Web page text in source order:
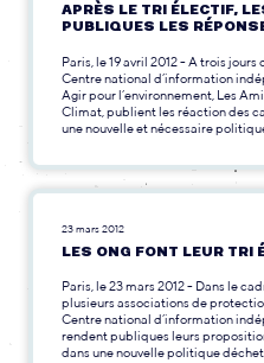
APRÈS LE TRI ÉLECTIF,
PUBLIQUES LES
Paris, le 19 avril 2012 - A trois
Centre national d’information
Agir pour l’environnement, Les
Climat, publient les réaction des
une nouvelle et nécessaire
23 mars 2012
LES ONG FONT LEUR TRI
Paris, le 23 mars 2012 - Dans le
plusieurs associations de
Centre national d’information
rendent publiques leurs
dans une nouvelle politique